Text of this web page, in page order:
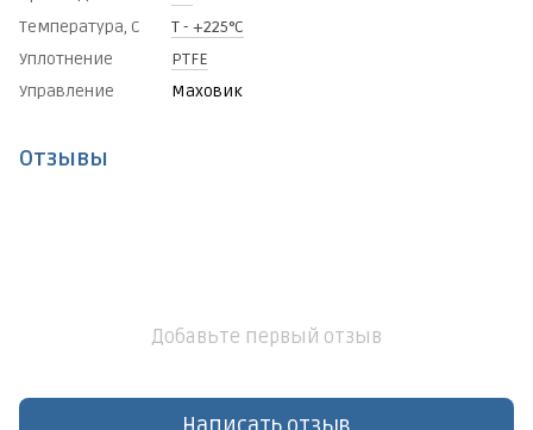
Температура, С
Т - +225°C
Уплотнение
PTFE
Управление
Маховик
Отзывы
Добавьте первый отзыв